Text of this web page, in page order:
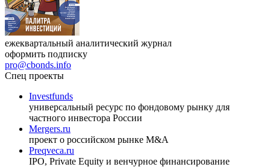
ежеквартальный аналитический журнал
оформить подписку
pro@cbonds.info
Спец проекты
Investfunds
универсальный ресурс по фондовому рынку для
частного инвестора России
Mergers.ru
проект о российском рынке M&A
Preqveca.ru
IPO, Private Equity и венчурное финансирование